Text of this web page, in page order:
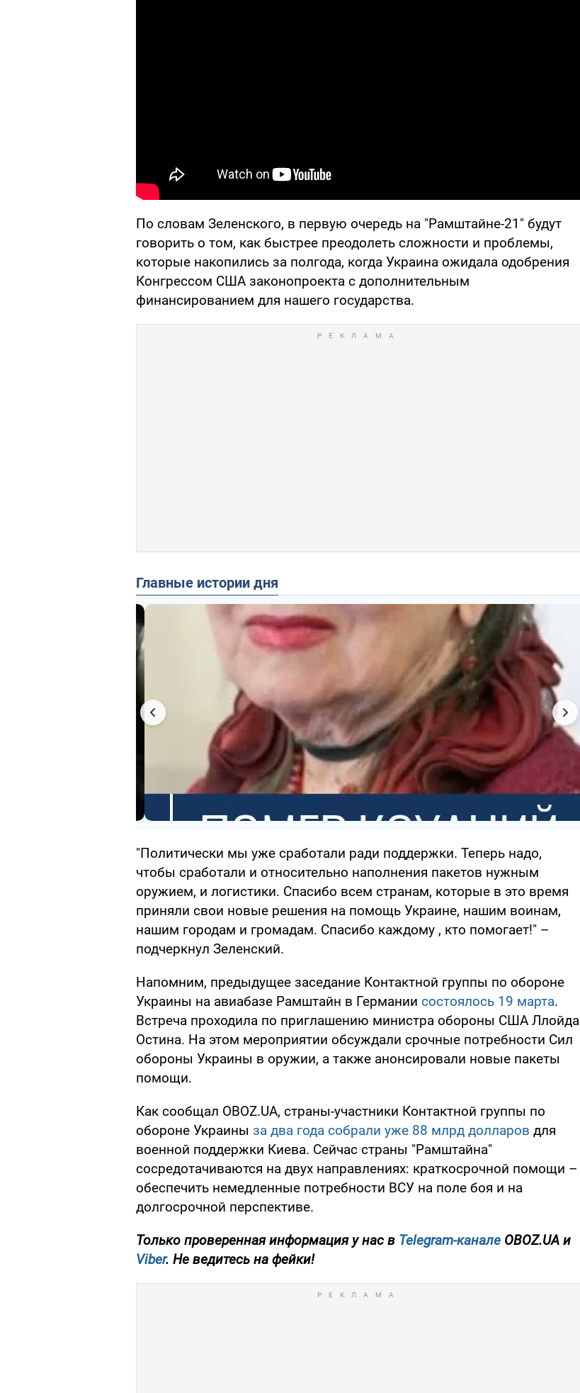
По словам Зеленского, в первую очередь на "Рамштайне-21" будут
говорить о том, как быстрее преодолеть сложности и проблемы,
которые накопились за полгода, когда Украина ожидала одобрения
Конгрессом США законопроекта с дополнительным
финансированием для нашего государства.
Главные истории дня
"Политически мы уже сработали ради поддержки. Теперь надо,
чтобы сработали и относительно наполнения пакетов нужным
оружием, и логистики. Спасибо всем странам, которые в это время
приняли свои новые решения на помощь Украине, нашим воинам,
нашим городам и громадам. Спасибо каждому , кто помогает!" –
подчеркнул Зеленский.
Напомним, предыдущее заседание Контактной группы по обороне
Украины на авиабазе Рамштайн в Германии состоялось 19 марта.
Встреча проходила по приглашению министра обороны США Ллойда
Остина. На этом мероприятии обсуждали срочные потребности Сил
обороны Украины в оружии, а также анонсировали новые пакеты
помощи.
Как сообщал OBOZ.UA, страны-участники Контактной группы по
обороне Украины за два года собрали уже 88 млрд долларов для
военной поддержки Киева. Сейчас страны "Рамштайна"
сосредотачиваются на двух направлениях: краткосрочной помощи –
обеспечить немедленные потребности ВСУ на поле боя и на
долгосрочной перспективе.
Только проверенная информация у нас в Telegram-канале OBOZ.UA и
Viber. Не ведитесь на фейки!